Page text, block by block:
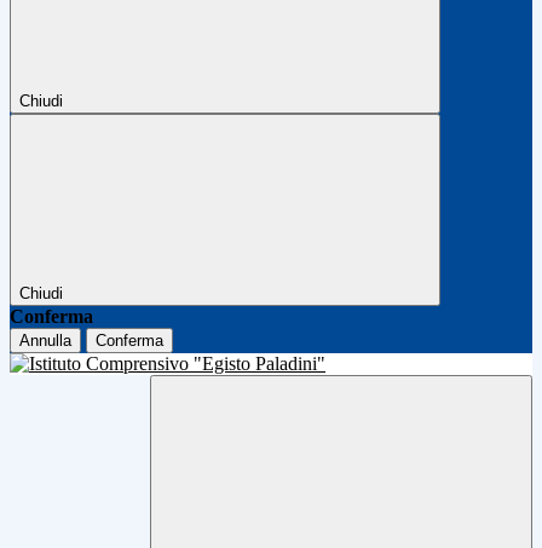
Chiudi
Chiudi
Conferma
Annulla Conferma